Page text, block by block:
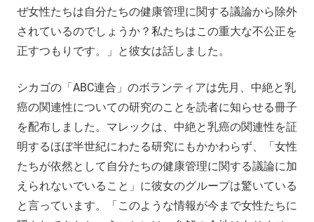
ぜ女性たちは自分たちの健康管理に関する議論から除外
されているのでしょうか？私たちはこの重大な不公正を
正すつもりです。」と彼女は話しました。
シカゴの「ABC連合」のボランティアは先月、中絶と乳
癌の関連性についての研究のことを読者に知らせる冊子
を配布しました。マレックは、中絶と乳癌の関連性を証
明するほぼ半世紀にわたる研究にもかかわらず、「女性
たちが依然として自分たちの健康管理に関する議論に加
えられないでいること」に彼女のグループは驚いている
と言っています。「このような情報が今まで女性たちに